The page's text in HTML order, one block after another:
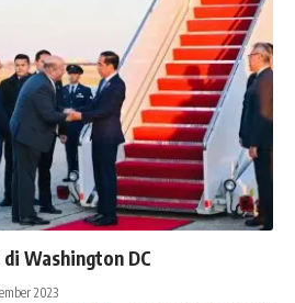
Washington DC
2023